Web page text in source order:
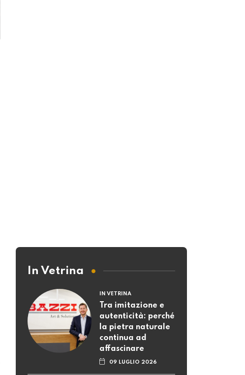
In Vetrina
IN VETRINA
Tra imitazione e
autenticità: perché
la pietra naturale
continua ad
affascinare
09 LUGLIO 2026